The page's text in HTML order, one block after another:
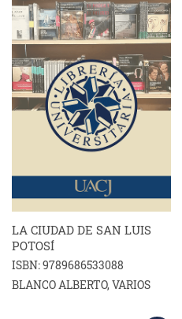
LA CIUDAD DE SAN LUIS
POTOSÍ
ISBN: 9789686533088
BLANCO ALBERTO, VARIOS